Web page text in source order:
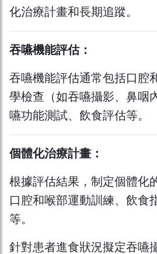
化治療計畫和長期追蹤。
吞嚥機能評估：
吞嚥機能評估通常包括口腔
學檢查（如吞嚥攝影、鼻咽
嚥功能測試、飲食評估等。
個體化治療計畫：
根據評估結果，制定個體化
口腔和喉部運動訓練、飲食
等。
針對患者進食狀況擬定吞嚥